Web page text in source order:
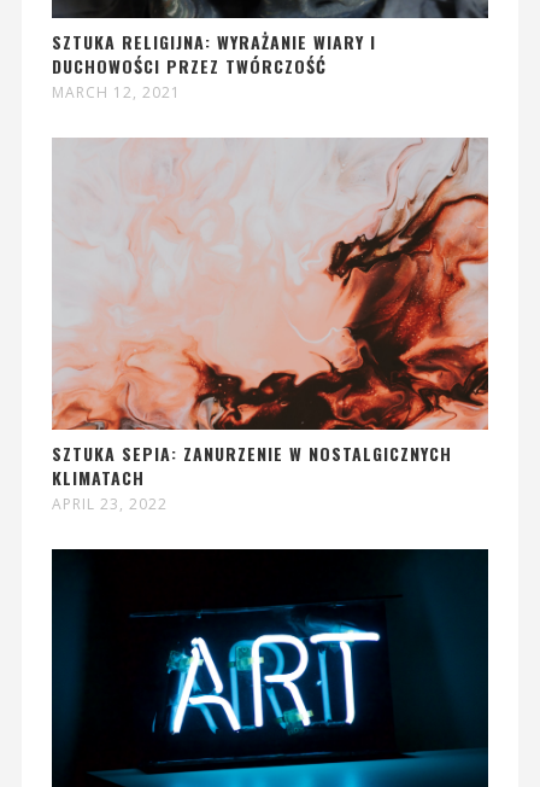
SZTUKA RELIGIJNA: WYRAŻANIE WIARY I
DUCHOWOŚCI PRZEZ TWÓRCZOŚĆ
MARCH 12, 2021
SZTUKA SEPIA: ZANURZENIE W NOSTALGICZNYCH
KLIMATACH
APRIL 23, 2022